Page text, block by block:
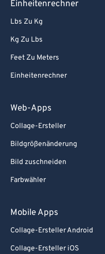
Einheitenrechner
Lbs Zu Kg
Kg Zu Lbs
Feet Zu Meters
Einheitenrechner
Web-Apps
Collage-Ersteller
Bildgrößenänderung
Bild zuschneiden
Farbwähler
Mobile Apps
Collage-Ersteller Android
Collage-Ersteller iOS